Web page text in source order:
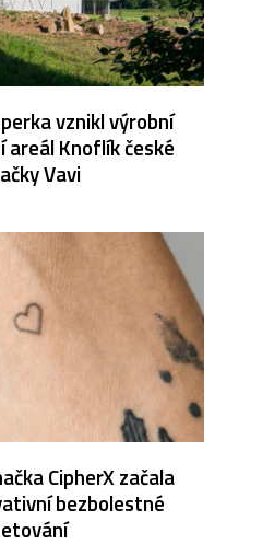
vznikl výrobní
areál Knoflík české
Vavi
CipherX začala
bezbolestné